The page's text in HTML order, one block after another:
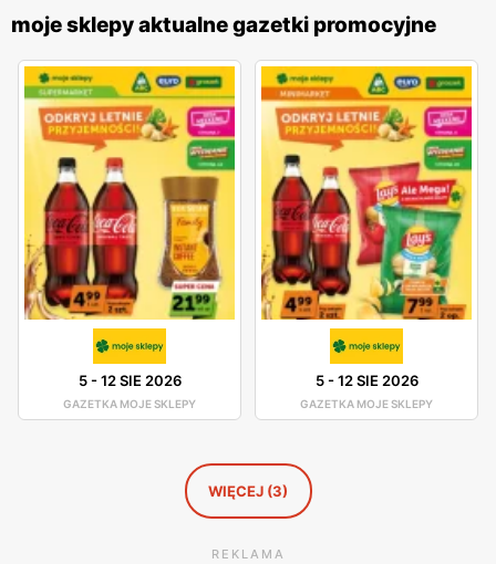
moje sklepy aktualne gazetki promocyjne
5-12 SIE 2026
GAZETKA MOJE SKLEPY
5-12 SIE 2026
GAZETKA MOJE SKLEPY
WIĘCEJ (3)
REKLAMA